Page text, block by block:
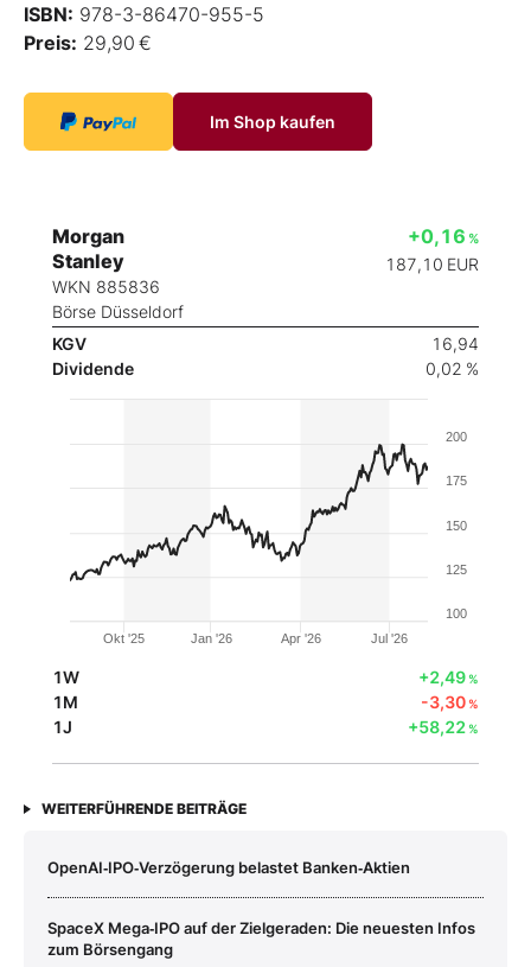
ISBN: 978-3-86470-955-5
Preis: 29,90 €
Im Shop kaufen
Morgan
Stanley
WKN 885836
Börse Düsseldorf
+0,16 %
187,10 EUR
KGV
16,94
Dividende
0,02 %
Okt '25 Jan '26 Apr '26 Jul '26
100
125
150
175
200
1W +2,49%
1M -3,30%
1J +58,22%
WEITERFÜHRENDE BEITRÄGE
OpenAI‑IPO‑Verzögerung belastet Banken‑Aktien
SpaceX Mega‑IPO auf der Zielgeraden: Die neuesten Infos
zum Börsengang